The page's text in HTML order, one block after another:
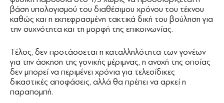
βάση υπολογισμού του διαθέσιμου χρόνου του τέκνου
καθώς και η εκπεφρασμένη τακτικά δική του βούληση για
την συχνότητα και τη μορφή της επικοινωνίας.
Τέλος, δεν προτάσσεται η καταλληλότητα των γονέων
για την άσκηση της γονικής μέριμνας, η ανοχή της οποίας
δεν μπορεί να περιμένει χρόνια για τελεσίδικες
δικαστικές αποφάσεις, αλλά θα πρέπει να αρκεί η
παραπομπή.